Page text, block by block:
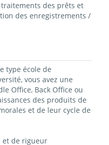
des prêts et
des enregistrements /
type école de
vous avez une
Office, Back Office ou
des produits de
et de leur cycle de
et de rigueur